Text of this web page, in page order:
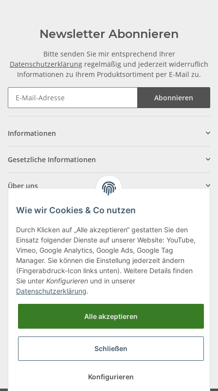
Newsletter Abonnieren
Bitte senden Sie mir entsprechend Ihrer
Datenschutzerklärung regelmäßig und jederzeit widerruflich
Informationen zu Ihrem Produktsortiment per E-Mail zu.
Abonnieren
Informationen
Gesetzliche Informationen
Über uns
Klagenfurter Straße 29
9556 Liebenfels
Montag bis Donnerstag: 8:00 bis 16:30 Uhr
Freitag: 8:00 bis 12:00 Uhr
Tel.:0043 (0) 4262 50900
office@cncshop.at
* Alle Preise inkl. gesetzlicher USt., zzgl.Versand, zzgl.
Wie wir Cookies & Co nutzen
Durch Klicken auf „Alle akzeptieren“ gestatten Sie den
Einsatz folgender Dienste auf unserer Website: YouTube,
Vimeo, Google Analytics, Google Ads, Google Tag
Manager. Sie können die Einstellung jederzeit ändern
(Fingerabdruck-Icon links unten). Weitere Details finden
Sie unter Konfigurieren und in unserer
Datenschutzerklärung.
Alle akzeptieren
Schließen
Konfigurieren